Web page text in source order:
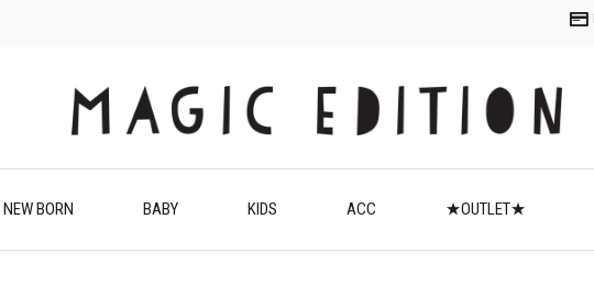
NEW BORN BABY KIDS ACC ★OUTLET★